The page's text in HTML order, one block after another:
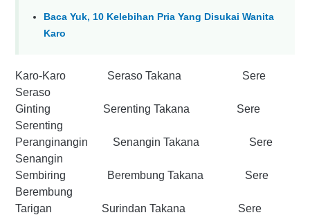
Baca Yuk, 10 Kelebihan Pria Yang Disukai Wanita
Karo
Karo-Karo Seraso Takana Sere
Seraso
Ginting Serenting Takana Sere
Serenting
Peranginangin Senangin Takana Sere
Senangin
Sembiring Berembung Takana Sere
Berembung
Tarigan Surindan Takana Sere